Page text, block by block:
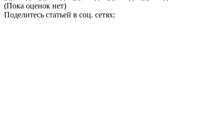
(Пока оценок нет)
Поделитесь статьей в соц. сетях: